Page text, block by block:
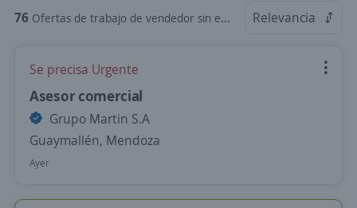
76 Ofertas de trabajo de vendedor sin experiencia en Mendoza Relevancia
Se precisa Urgente
Asesor comercial
Grupo Martin S.A
Guaymallén, Mendoza
Ayer